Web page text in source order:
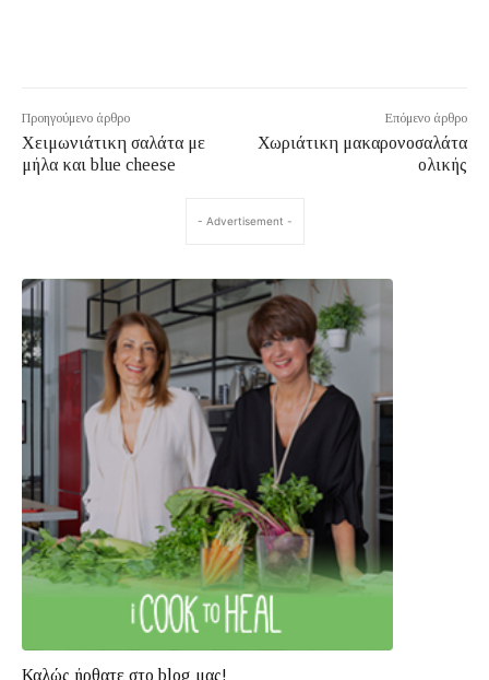
Προηγούμενο άρθρο
Χειμωνιάτικη σαλάτα με
μήλα και blue cheese
Επόμενο άρθρο
Χωριάτικη μακαρονοσαλάτα
ολικής
- Advertisement -
Καλώς ήρθατε στο blog μας!